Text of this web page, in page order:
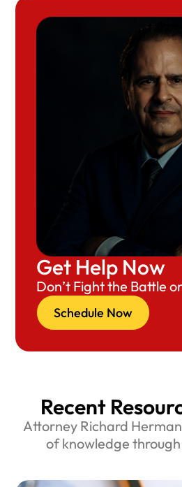
Get Help Now
Don’t Fight the Battle
Schedule Now
Recent
Attorney Richard
of knowledge